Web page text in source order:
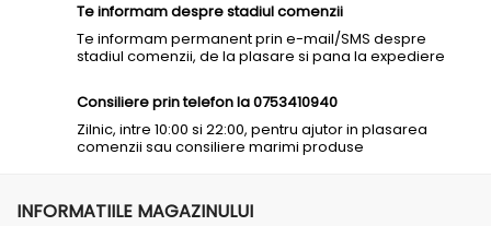
Te informam despre stadiul comenzii
Te informam permanent prin e-mail/SMS despre
stadiul comenzii, de la plasare si pana la expediere
Consiliere prin telefon la 0753410940
Zilnic, intre 10:00 si 22:00, pentru ajutor in plasarea
comenzii sau consiliere marimi produse
INFORMATIILE MAGAZINULUI